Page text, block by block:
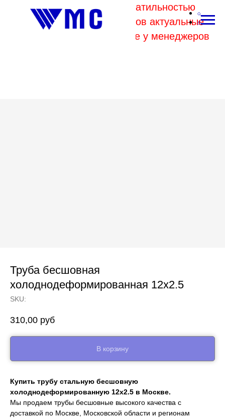
В связи с высокой волатильностью
отпускных цен комбинатов актуальные
цены на металл уточняйте у менеджеров
Труба бесшовная
холоднодеформированная 12х2.5
SKU:
310,00 руб
В корзину
Купить трубу стальную бесшовную
холоднодеформированную 12х2.5 в Москве.
Мы продаем трубы бесшовные высокого качества с
доставкой по Москве, Московской области и регионам